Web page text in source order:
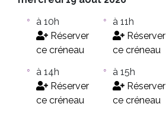
à 10h
Réserver
ce créneau
à 11h
Réserver
ce créneau
à 14h
Réserver
ce créneau
à 15h
Réserver
ce créneau